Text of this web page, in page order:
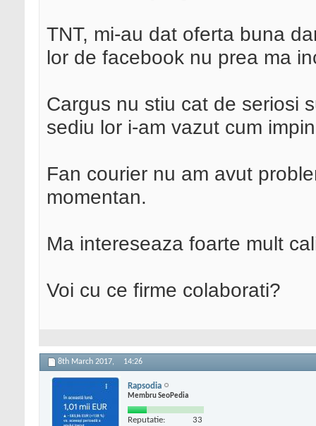
TNT, mi-au dat oferta buna
lor de facebook nu prea ma
Cargus nu stiu cat de seriosi
sediu lor i-am vazut cum
Fan courier nu am avut
momentan.
Ma intereseaza foarte mult
Voi cu ce firme colaborati?
8th March 2017, 14:26
Rapsodia
Membru SeoPedia
Reputatie: 33